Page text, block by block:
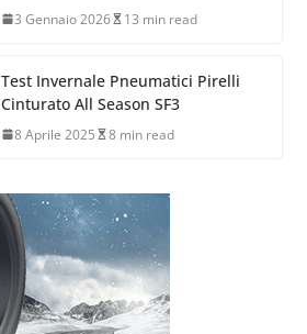
3 Gennaio 2026 13 min read
Test Invernale Pneumatici Pirelli
Cinturato All Season SF3
8 Aprile 2025 8 min read